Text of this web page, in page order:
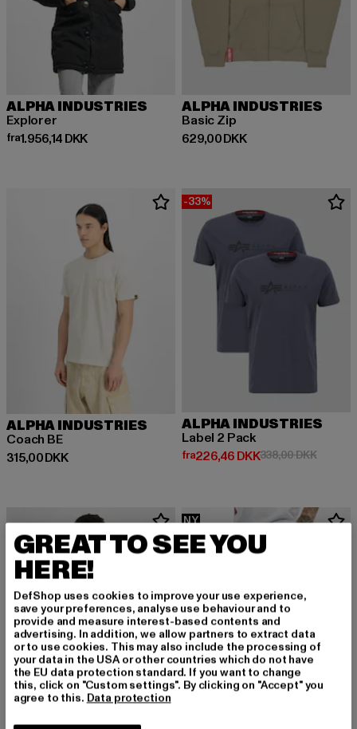
ALPHA INDUSTRIES
Explorer
fra1.956,14 DKK
Nuværende pris: Fra 1.956,14 DKK
ALPHA INDUSTRIES
Basic Zip
629,00 DKK
Nuværende pris: 629,00 DKK
ALPHA INDUSTRIES
Coach BE
315,00 DKK
Nuværende pris: 315,00 DKK
-33%
ALPHA INDUSTRIES
Label 2 Pack
fra226,46 DKK
Nuværende pris: Fra 226,46
338,00 DKK
NY
GREAT TO SEE YOU
HERE!
DefShop uses cookies to improve your use experience,
save your preferences, analyse use behaviour and to
provide and measure interest-based contents and
advertising. In addition, we allow partners to extract data
or to use cookies. This may also include the processing of
your data in the USA or other countries which do not have
the EU data protection standard. If you want to change
this, click on "Custom settings". By clicking on "Accept" you
agree to this. Data protection